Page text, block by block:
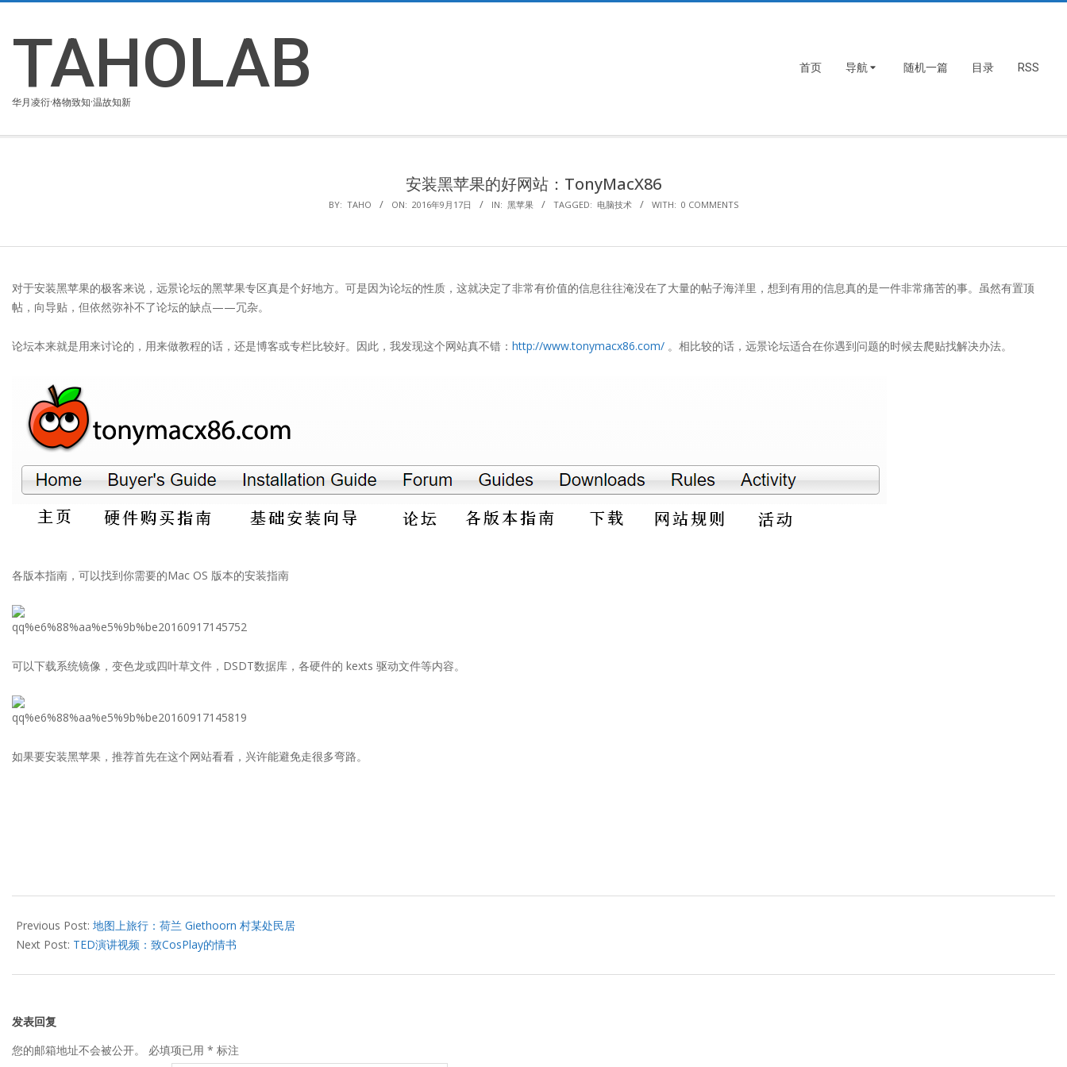
content
TAHOLAB
华月凌衍·格物致知·温故知新
首页 导航 随机一篇 目录 RSS
安装黑苹果的好网站：TonyMacX86
BY: TAHO ON: 2016年9月17日 IN: 黑苹果 TAGGED: 电脑技术 WITH: 0 COMMENTS
对于安装黑苹果的极客来说，远景论坛的黑苹果专区真是个好地方。可是因为论坛的性质，这就决定了非常有价值的信息往往淹没在了大量的帖子海洋里，想到有用的信息真的是一件非常痛苦的事。虽然有置顶
帖，向导贴，但依然弥补不了论坛的缺点——冗杂。
论坛本来就是用来讨论的，用来做教程的话，还是博客或专栏比较好。因此，我发现这个网站真不错： http://www.tonymacx86.com/ 。相比较的话，远景论坛适合在你遇到问题的时候去爬贴找解决办法。
各版本指南，可以找到你需要的Mac OS 版本的安装指南
可以下载系统镜像，变色龙或四叶草文件，DSDT数据库，各硬件的 kexts 驱动文件等内容。
如果要安装黑苹果，推荐首先在这个网站看看，兴许能避免走很多弯路。
09-
17
Previous Post: 地图上旅行：荷兰 Giethoorn 村某处民居
Next Post: TED演讲视频：致CosPlay的情书
发表回复
您的邮箱地址不会被公开。
必填项已用 * 标注